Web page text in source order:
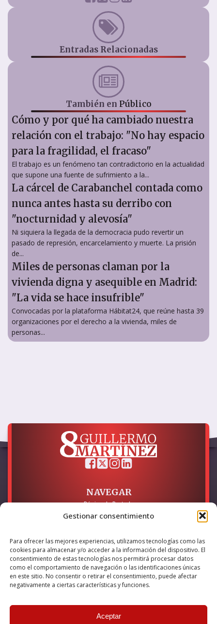
Gestionar consentimiento
Para ofrecer las mejores experiencias, utilizamos tecnologías como las
cookies para almacenar y/o acceder a la información del dispositivo. El
consentimiento de estas tecnologías nos permitirá procesar datos
como el comportamiento de navegación o las identificaciones únicas
en este sitio. No consentir o retirar el consentimiento, puede afectar
negativamente a ciertas características y funciones.
Aceptar
Entradas Relacionadas
También en Público
Cómo y por qué ha cambiado nuestra
relación con el trabajo: "No hay espacio
para la fragilidad, el fracaso"
El trabajo es un fenómeno tan contradictorio en la actualidad
que supone una fuente de sufrimiento a la...
La cárcel de Carabanchel contada como
nunca antes hasta su derribo con
"nocturnidad y alevosía"
Ni siquiera la llegada de la democracia pudo revertir un
pasado de represión, encarcelamiento y muerte. La prisión
de...
Miles de personas claman por la
vivienda digna y asequible en Madrid:
"La vida se hace insufrible"
Convocadas por la plataforma Hábitat24, que reúne hasta 39
organizaciones por el derecho a la vivienda, miles de
personas...
NAVEGAR
Página de Portada
Sobre mí / Contacto
LEGAL
Política de Privacidad
Política de Cookies
Accesibilidad
Esta empresa ha sido beneficiaria del bono Kit Digital y lo ha
internet, financiado por la Unión Europea – NextGeneration EU